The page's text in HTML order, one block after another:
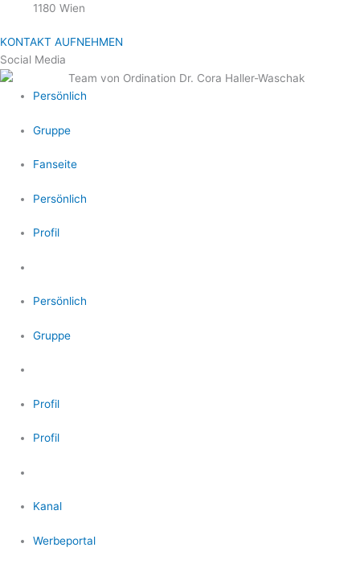
1180 Wien
KONTAKT AUFNEHMEN
Social Media
Persönlich
Gruppe
Fanseite
Persönlich
Profil
Persönlich
Gruppe
Profil
Profil
Kanal
Werbeportal